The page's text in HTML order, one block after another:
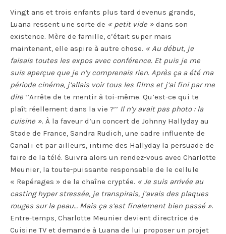
Vingt ans et trois enfants plus tard devenus grands,
Luana ressent une sorte de « petit vide » dans son
existence. Mère de famille, c’était super mais
maintenant, elle aspire à autre chose. « Au début, je
faisais toutes les expos avec conférence. Et puis je me
suis aperçue que je n’y comprenais rien. Après ça a été ma
période cinéma, j’allais voir tous les films et j’ai fini par me
dire ‘’Arrête de te mentir à toi-même. Qu’est-ce qui te
plaît réellement dans la vie ?’’ Il n’y avait pas photo : la
cuisine ». À la faveur d’un concert de Johnny Hallyday au
Stade de France, Sandra Rudich, une cadre influente de
Canal+ et par ailleurs, intime des Hallyday la persuade de
faire de la télé. Suivra alors un rendez-vous avec Charlotte
Meunier, la toute-puissante responsable de le cellule
« Repérages » de la chaîne cryptée. « Je suis arrivée au
casting hyper stressée, je transpirais, j’avais des plaques
rouges sur la peau… Mais ça s’est finalement bien passé ».
Entre-temps, Charlotte Meunier devient directrice de
Cuisine TV et demande à Luana de lui proposer un projet